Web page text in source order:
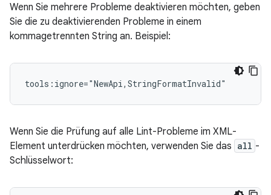
Wenn Sie mehrere Probleme deaktivieren möchten, geben
Sie die zu deaktivierenden Probleme in einem
kommagetrennten String an. Beispiel:
tools:ignore="NewApi,StringFormatInvalid"
Wenn Sie die Prüfung auf alle Lint-Probleme im XML-
Element unterdrücken möchten, verwenden Sie das all -
Schlüsselwort: